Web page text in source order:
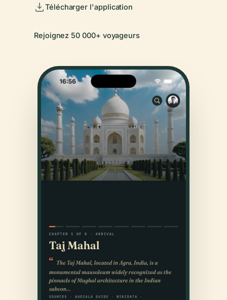
Télécharger l'application
Rejoignez 50 000+ voyageurs